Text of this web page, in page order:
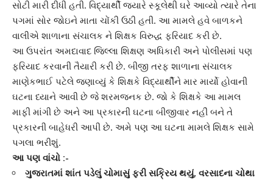
સોટી મારી દીધી હતી. વિદ્યાર્થી જ્યારે સ્કૂલેથી ઘરે આવ્યો ત્યારે તેના
પગમાં સોર જોઇને માતા ચોંકી ઉઠી હતી. આ મામલે હવે બાળકને
વાલીએ શાળાના સંચાલક ને શિક્ષક વિરુદ્ધ ફરિયાદ કરી છે.
આ ઉપરાંત અમદાવાદ જિલ્લા શિક્ષણ અધિકારી અને પોલીસમાં પણ
ફરિયાદ કરવાની તૈયારી કરી છે. બીજી તરફ શાળાના સંચાલક
માણેકભાઈ પટેલે જણાવ્યું કે શિક્ષકે વિદ્યાર્થીને માર માર્યોહોવાની
ઘટના ધ્યાને આવી છે જે શરમજનક છે. જો કે શિક્ષકે આ મામલ
માફી માંગી છે અને આ પ્રકારની ઘટના બીજીવાર નહીં બને તે
પ્રકારની બાહેધરી આપી છે. અમે પણ આ ઘટના મામલે શિક્ષક સામે
પગલા ભરીશું.
આ પણ વાંચો :-
ગુજરાતમાં શાંત પડેલું ચોમાસું ફરી સક્રિય થયું, વરસાદના ચોથા